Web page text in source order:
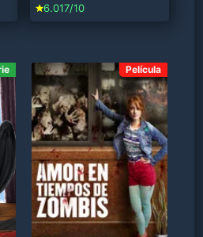
6.017/10
Película